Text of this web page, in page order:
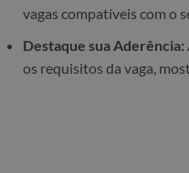
vagas compatíveis com o
Destaque sua Aderência:
os requisitos da vaga,